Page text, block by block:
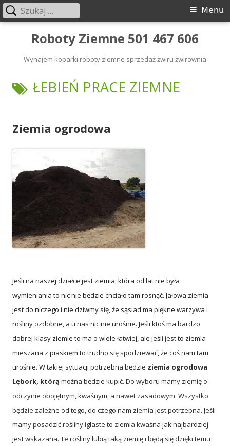
PrzeskoczRoboty Ziemne 501 467 606
Wynajem koparki roboty ziemne sprzedaż żwiru żwirownia
Menu
główne
Menu
Szukaj:
TAGI:
ŁEBIEŃ PRACE ZIEMNE
Ziemia ogrodowa
Jeśli na naszej działce jest ziemia, która od lat nie była
wymieniania to nic nie będzie chciało tam rosnąć. Jałowa ziemia
jest do niczego i nie dziwmy się, że sąsiad ma piękne warzywa i
rośliny ozdobne, a u nas nic nie urośnie. Jeśli ktoś ma bardzo
dobrej klasy ziemie to ma o wiele łatwiej, ale jeśli jest to ziemia
mieszana z piaskiem to trudno się spodziewać, że coś nam tam
urośnie. W takiej sytuacji potrzebna będzie ziemia ogrodowa
Lębork, którą można będzie kupić. Do wyboru mamy ziemię o
odczynie obojętnym, kwaśnym, a nawet zasadowym. Wszystko
będzie zależne od tego, do czego nam ziemia jest potrzebna. Jeśli
mamy posadzić rośliny iglaste to ziemia kwaśna jak najbardziej
jest wskazana. Te rośliny lubią taką ziemię i będą się dzięki temu